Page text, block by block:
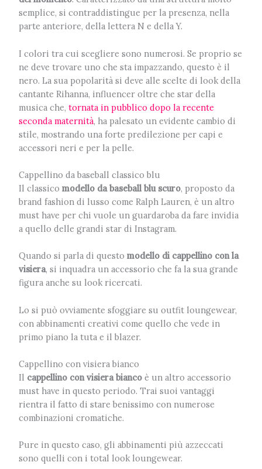
semplice, si contraddistingue per la presenza, nella
parte anteriore, della lettera N e della Y.
I colori tra cui scegliere sono numerosi. Se proprio se
ne deve trovare uno che sta impazzando, questo è il
nero. La sua popolarità si deve alle scelte di look della
cantante Rihanna, influencer oltre che star della
musica che, tornata in pubblico dopo la recente
seconda maternità, ha palesato un evidente cambio di
stile, mostrando una forte predilezione per capi e
accessori neri e per la pelle.
Cappellino da baseball classico blu
Il classico modello da baseball blu scuro, proposto da
brand fashion di lusso come Ralph Lauren, è un altro
must have per chi vuole un guardaroba da fare invidia
a quello delle grandi star di Instagram.
Quando si parla di questo modello di cappellino con la
visiera, si inquadra un accessorio che fa la sua grande
figura anche su look ricercati.
Lo si può ovviamente sfoggiare su outfit loungewear,
con abbinamenti creativi come quello che vede in
primo piano la tuta e il blazer.
Cappellino con visiera bianco
Il cappellino con visiera bianco è un altro accessorio
must have in questo periodo. Trai suoi vantaggi
rientra il fatto di stare benissimo con numerose
combinazioni cromatiche.
Pure in questo caso, gli abbinamenti più azzeccati
sono quelli con i total look loungewear.